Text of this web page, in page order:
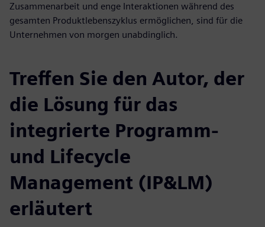
Zusammenarbeit und enge Interaktionen während des
gesamten Produktlebenszyklus ermöglichen, sind für die
Unternehmen von morgen unabdinglich.
Treffen Sie den Autor, der
die Lösung für das
integrierte Programm-
und Lifecycle
Management (IP&LM)
erläutert